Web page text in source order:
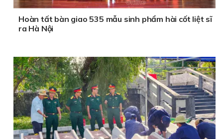
Hoàn tất bàn giao 535 mẫu sinh phẩm hài cốt liệt sĩ
ra Hà Nội